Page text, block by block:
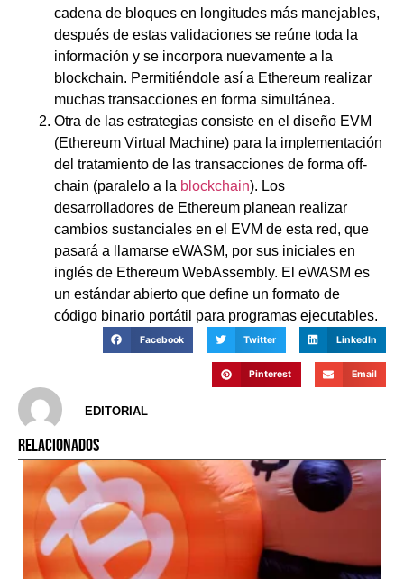
cadena de bloques en longitudes más manejables,
después de estas validaciones se reúne toda la
información y se incorpora nuevamente a la
blockchain. Permitiéndole así a Ethereum realizar
muchas transacciones en forma simultánea.
Otra de las estrategias consiste en el diseño EVM
(Ethereum Virtual Machine) para la implementación
del tratamiento de las transacciones de forma off-
chain (paralelo a la blockchain). Los
desarrolladores de Ethereum planean realizar
cambios sustanciales en el EVM de esta red, que
pasará a llamarse eWASM, por sus iniciales en
inglés de Ethereum WebAssembly. El eWASM es
un estándar abierto que define un formato de
código binario portátil para programas ejecutables.
Facebook Twitter LinkedIn
Pinterest Email
EDITORIAL
RELACIONADOS